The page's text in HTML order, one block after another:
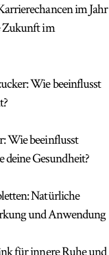
im Jahr
Zukunft im
Wie beeinflusst
Wie beeinflusst
Gesundheit?
Natürliche
und Anwendung